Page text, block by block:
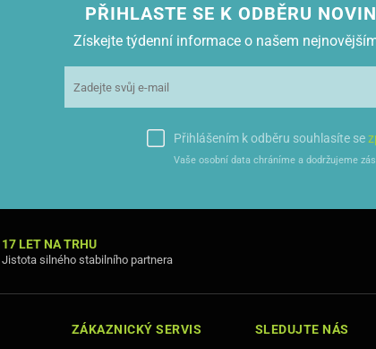
PŘIHLASTE SE K ODBĚRU
Získejte týdenní informace o našem
Přihlášením k odběru souhlasíte se
Vaše osobní data chráníme a dodržujeme
17 LET NA TRHU
Jistota silného stabilního partnera
ZÁKAZNICKÝ SERVIS SLEDUJTE NÁS